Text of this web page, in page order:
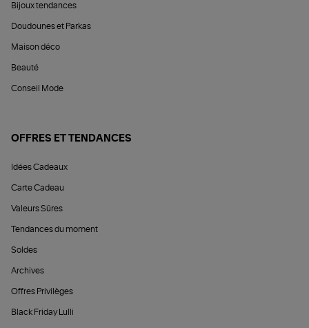
Bijoux tendances
Doudounes et Parkas
Maison déco
Beauté
Conseil Mode
OFFRES ET TENDANCES
Idées Cadeaux
Carte Cadeau
Valeurs Sûres
Tendances du moment
Soldes
Archives
Offres Privilèges
Black Friday Lulli